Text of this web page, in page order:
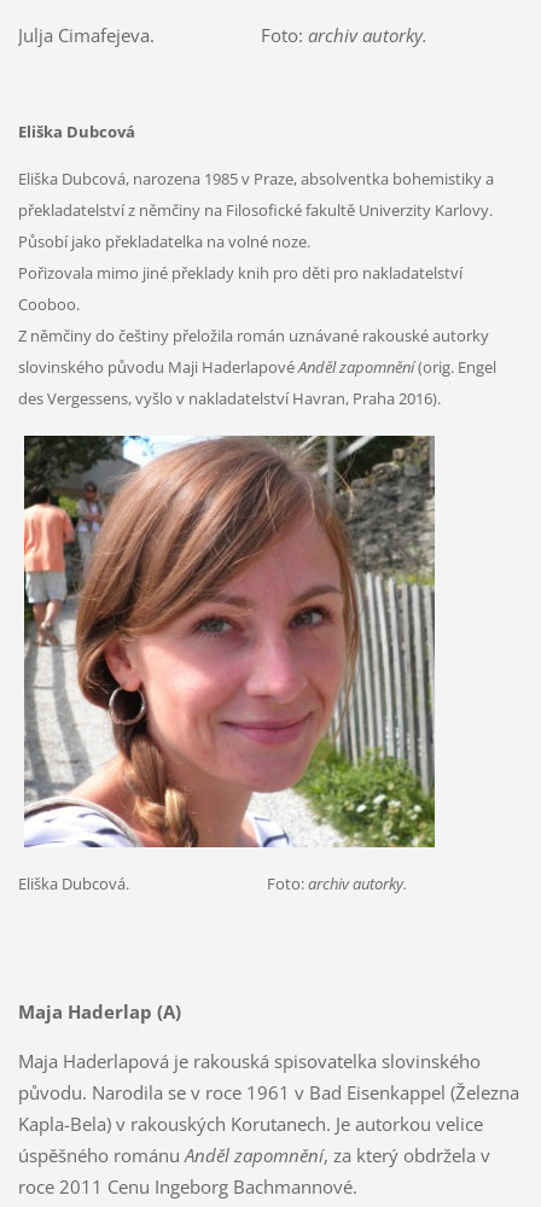
Julja Cimafejeva. Foto: archiv autorky.
Eliška Dubcová
Eliška Dubcová, narozena 1985 v Praze, absolventka bohemistiky a
překladatelství z němčiny na Filosofické fakultě Univerzity Karlovy.
Působí jako překladatelka na volné noze.
Pořizovala mimo jiné překlady knih pro děti pro nakladatelství
Cooboo.
Z němčiny do češtiny přeložila román uznávané rakouské autorky
slovinského původu Maji HaderlapovéAnděl zapomnění(orig. Engel
des Vergessens, vyšlo v nakladatelství Havran, Praha 2016).
Eliška Dubcová. Foto:archiv autorky.
Maja Haderlap (A)
Maja Haderlapová je rakouská spisovatelka slovinského
původu. Narodila se v roce 1961 v Bad Eisenkappel (Železna
Kapla-Bela) v rakouských Korutanech. Je autorkou velice
úspěšného románuAnděl zapomnění, za který obdržela v
roce 2011 Cenu Ingeborg Bachmannové.